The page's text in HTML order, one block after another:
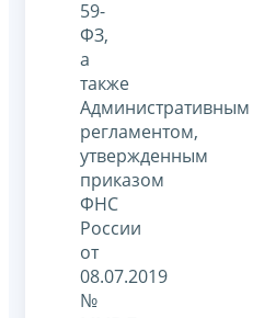
59-
ФЗ,
а
также
Административным
регламентом,
утвержденным
приказом
ФНС
России
от
08.07.2019
№